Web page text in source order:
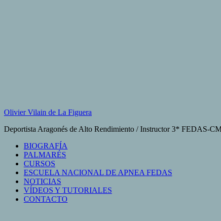
Olivier Vilain de La Figuera
Deportista Aragonés de Alto Rendimiento / Instructor 3* FEDAS-
BIOGRAFÍA
PALMARÉS
CURSOS
ESCUELA NACIONAL DE APNEA FEDAS
NOTICIAS
VÍDEOS Y TUTORIALES
CONTACTO